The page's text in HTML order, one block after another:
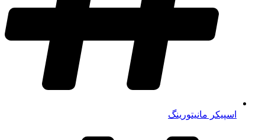
اسپیکر مانیتورینگ